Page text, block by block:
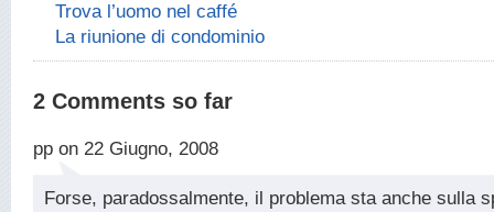
Trova l’uomo nel caffé
La riunione di condominio
2 Comments so far
pp on 22 Giugno, 2008
Forse, paradossalmente, il problema sta anche sulla